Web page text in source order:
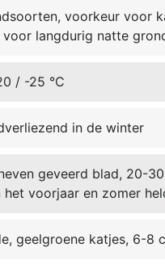
voorkeur voor
langdurig natte
/ -25 °C
in de winter
geveerd blad, 20-
het voorjaar en zomer
geelgroene katjes, 6-8